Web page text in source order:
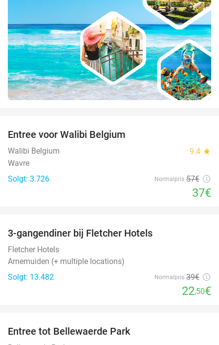
Entree voor Walibi Belgium
Walibi Belgium 9.4 star
Wavre
Solgt: 3.726
Normalpris 57€
37€
3-gangendiner bij Fletcher Hotels
Fletcher Hotels
Arnemuiden (+ multiple locations)
Solgt: 13.482
Normalpris 39€
22,50€
Entree tot Bellewaerde Park